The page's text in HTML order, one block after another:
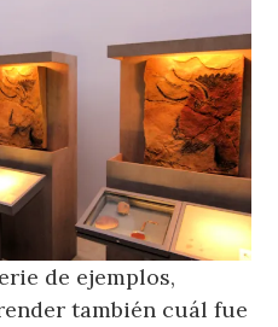
de ejemplos,
también cuál fue